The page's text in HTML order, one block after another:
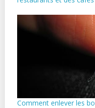
Comment enlever les